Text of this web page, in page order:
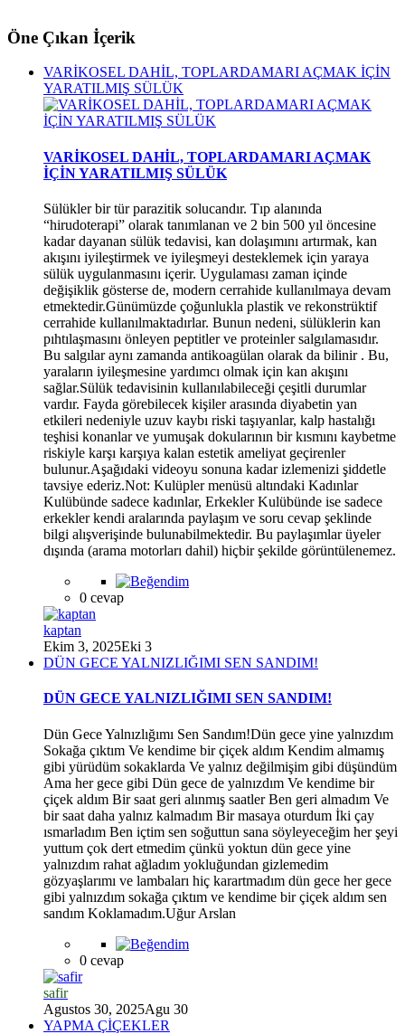
Öne Çıkan İçerik
VARİKOSEL DAHİL, TOPLARDAMARI AÇMAK İÇİN
YARATILMIŞ SÜLÜK
VARİKOSEL DAHİL, TOPLARDAMARI AÇMAK
İÇİN YARATILMIŞ SÜLÜK
Sülükler bir tür parazitik solucandır. Tıp alanında
“hirudoterapi” olarak tanımlanan ve 2 bin 500 yıl öncesine
kadar dayanan sülük tedavisi, kan dolaşımını artırmak, kan
akışını iyileştirmek ve iyileşmeyi desteklemek için yaraya
sülük uygulanmasını içerir. Uygulaması zaman içinde
değişiklik gösterse de, modern cerrahide kullanılmaya devam
etmektedir.Günümüzde çoğunlukla plastik ve rekonstrüktif
cerrahide kullanılmaktadırlar. Bunun nedeni, sülüklerin kan
pıhtılaşmasını önleyen peptitler ve proteinler salgılamasıdır.
Bu salgılar aynı zamanda antikoagülan olarak da bilinir . Bu,
yaraların iyileşmesine yardımcı olmak için kan akışını
sağlar.Sülük tedavisinin kullanılabileceği çeşitli durumlar
vardır. Fayda görebilecek kişiler arasında diyabetin yan
etkileri nedeniyle uzuv kaybı riski taşıyanlar, kalp hastalığı
teşhisi konanlar ve yumuşak dokularının bir kısmını kaybetme
riskiyle karşı karşıya kalan estetik ameliyat geçirenler
bulunur.Aşağıdaki videoyu sonuna kadar izlemenizi şiddetle
tavsiye ederiz.Not: Kulüpler menüsü altındaki Kadınlar
Kulübünde sadece kadınlar, Erkekler Kulübünde ise sadece
erkekler kendi aralarında paylaşım ve soru cevap şeklinde
bilgi alışverişinde bulunabilmektedir. Bu paylaşımlar üyeler
dışında (arama motorları dahil) hiçbir şekilde görüntülenemez.
0 cevap
kaptan
Ekim 3, 2025Eki 3
DÜN GECE YALNIZLIĞIMI SEN SANDIM!
DÜN GECE YALNIZLIĞIMI SEN SANDIM!
Dün Gece Yalnızlığımı Sen Sandım!Dün gece yine yalnızdım
Sokağa çıktım Ve kendime bir çiçek aldım Kendim almamış
gibi yürüdüm sokaklarda Ve yalnız değilmişim gibi düşündüm
Ama her gece gibi Dün gece de yalnızdım Ve kendime bir
çiçek aldım Bir saat geri alınmış saatler Ben geri almadım Ve
bir saat daha yalnız kalmadım Bir masaya oturdum İki çay
ısmarladım Ben içtim sen soğuttun sana söyleyeceğim her şeyi
yuttum çok dert etmedim çünkü yoktun dün gece yine
yalnızdım rahat ağladım yokluğundan gizlemedim
gözyaşlarımı ve lambaları hiç karartmadım dün gece her gece
gibi yalnızdım sokağa çıktım ve kendime bir çiçek aldım sen
sandım Koklamadım.Uğur Arslan
0 cevap
safir
Agustos 30, 2025Agu 30
YAPMA ÇİÇEKLER